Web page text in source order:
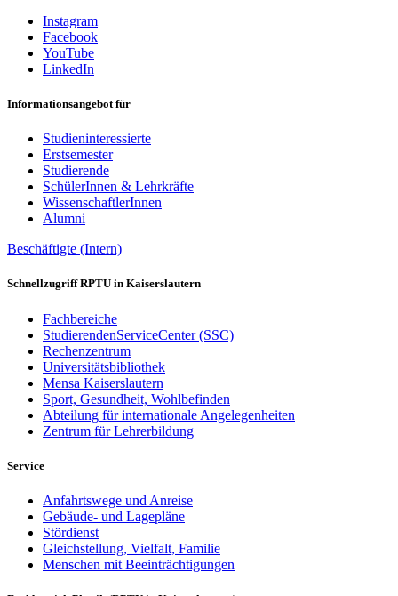
Instagram
Facebook
YouTube
LinkedIn
Informationsangebot für
Studieninteressierte
Erstsemester
Studierende
SchülerInnen & Lehrkräfte
WissenschaftlerInnen
Alumni
Beschäftigte (Intern)
Schnellzugriff RPTU in Kaiserslautern
Fachbereiche
StudierendenServiceCenter (SSC)
Rechenzentrum
Universitätsbibliothek
Mensa Kaiserslautern
Sport, Gesundheit, Wohlbefinden
Abteilung für internationale Angelegenheiten
Zentrum für Lehrerbildung
Service
Anfahrtswege und Anreise
Gebäude- und Lagepläne
Stördienst
Gleichstellung, Vielfalt, Familie
Menschen mit Beeinträchtigungen